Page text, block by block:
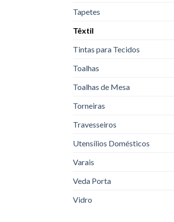
Tapetes
Têxtil
Tintas para Tecidos
Toalhas
Toalhas de Mesa
Torneiras
Travesseiros
Utensílios Domésticos
Varais
Veda Porta
Vidro